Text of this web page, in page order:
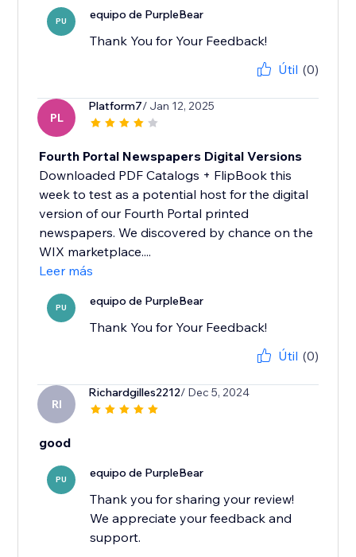
PU equipo de PurpleBear
Thank You for Your Feedback!
Útil (0)
PL
Platform7/ Jan 12, 2025
Fourth Portal Newspapers Digital Versions
Downloaded PDF Catalogs + FlipBook this
week to test as a potential host for the digital
version of our Fourth Portal printed
newspapers. We discovered by chance on the
WIX marketplace....
Leer más
PU equipo de PurpleBear
Thank You for Your Feedback!
Útil (0)
RI
Richardgilles2212/ Dec 5, 2024
good
PU equipo de PurpleBear
Thank you for sharing your review!
We appreciate your feedback and
support.